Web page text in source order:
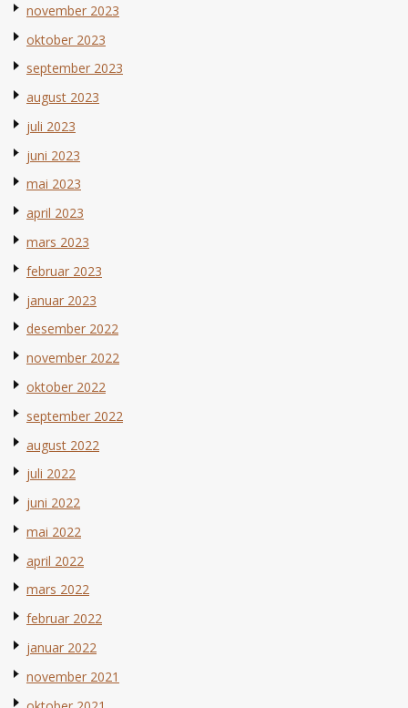
november 2023
oktober 2023
september 2023
august 2023
juli 2023
juni 2023
mai 2023
april 2023
mars 2023
februar 2023
januar 2023
desember 2022
november 2022
oktober 2022
september 2022
august 2022
juli 2022
juni 2022
mai 2022
april 2022
mars 2022
februar 2022
januar 2022
november 2021